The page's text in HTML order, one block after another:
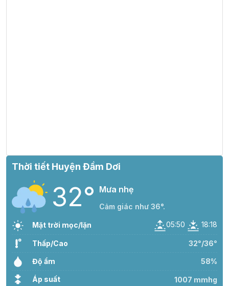
Thời tiết Huyện Đầm Dơi
32° Mưa nhẹ
Cảm giác như 36°.
Mặt trời mọc/lặn 05:50 18:18
Thấp/Cao 32°/36°
Độ ẩm 58%
Áp suất 1007 mmhg